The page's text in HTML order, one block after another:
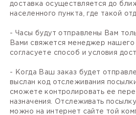
доставка осуществляется до
населенного пункта, где такой
- Часы будут отправлены Вам
Вами свяжется менеджер нашего
согласуете способ и условия
- Когда Ваш заказ будет
выслан код отслеживания
сможете контролировать ее
назначения. Отслеживать
можно на интернет сайте той